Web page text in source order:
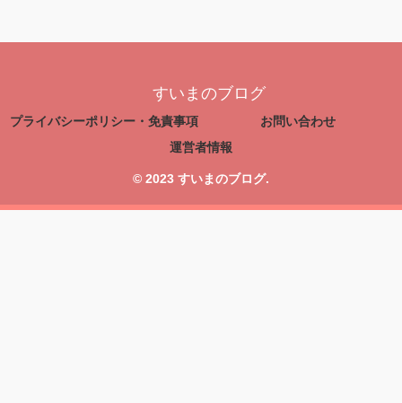
すいまのブログ
プライバシーポリシー・免責事項
お問い合わせ
運営者情報
© 2023 すいまのブログ.